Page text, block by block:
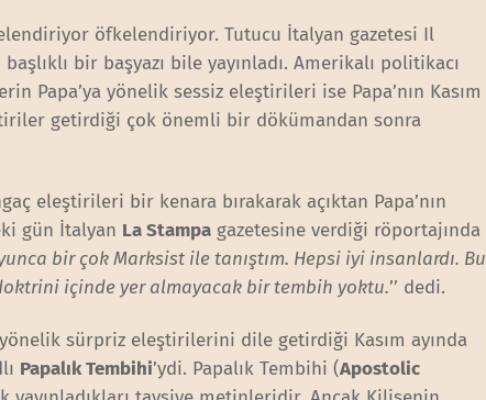
öfkelendiriyor. Tutucu İtalyan gazetesi Il
bir başyazı bile yayınladı. Amerikalı politikacı
Papa’ya yönelik sessiz eleştirileri ise Papa’nın Kasım
getirdiği çok önemli bir dökümandan sonra
eleştirileri bir kenara bırakarak açıktan Papa’nın
gün İtalyan La Stampa gazetesine verdiği röportajında
bir çok Marksist ile tanıştım. Hepsi iyi insanlardı. Bu
içinde yer almayacak bir tembih yoktu.’’ dedi.
yönelik sürpriz eleştirilerini dile getirdiği Kasım ayında
Papalık Tembihi’ydi. Papalık Tembihi (Apostolic